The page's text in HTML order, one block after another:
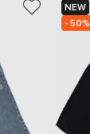
NEW
- 50%